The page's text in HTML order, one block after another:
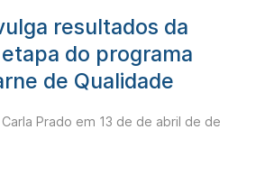
resultados da
do programa
de Qualidade
Prado em 13 de de abril de de